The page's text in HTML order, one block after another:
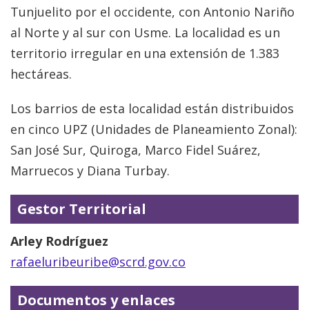
Tunjuelito por el occidente, con Antonio Nariño
al Norte y al sur con Usme. La localidad es un
territorio irregular en una extensión de 1.383
hectáreas.
Los barrios de esta localidad están distribuidos
en cinco UPZ (Unidades de Planeamiento Zonal):
San José Sur, Quiroga, Marco Fidel Suárez,
Marruecos y Diana Turbay.
Gestor Territorial
Arley Rodríguez
rafaeluribeuribe@scrd.gov.co
Documentos y enlaces